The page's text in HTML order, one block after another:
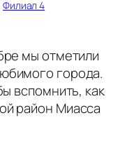
Филиал 4
мы отметили
города.
вспомнить, как
район Миасса